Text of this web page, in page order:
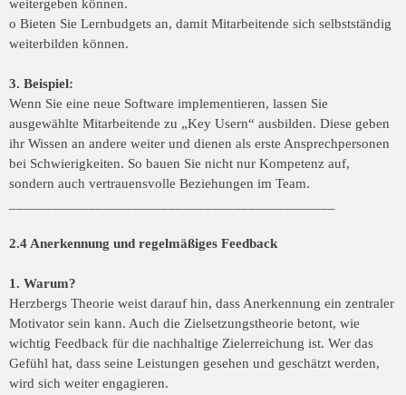
weitergeben können.
o Bieten Sie Lernbudgets an, damit Mitarbeitende sich selbstständig
weiterbilden können.
3. Beispiel:
Wenn Sie eine neue Software implementieren, lassen Sie
ausgewählte Mitarbeitende zu „Key Usern“ ausbilden. Diese geben
ihr Wissen an andere weiter und dienen als erste Ansprechpersonen
bei Schwierigkeiten. So bauen Sie nicht nur Kompetenz auf,
sondern auch vertrauensvolle Beziehungen im Team.
2.4 Anerkennung und regelmäßiges Feedback
1. Warum?
Herzbergs Theorie weist darauf hin, dass Anerkennung ein zentraler
Motivator sein kann. Auch die Zielsetzungstheorie betont, wie
wichtig Feedback für die nachhaltige Zielerreichung ist. Wer das
Gefühl hat, dass seine Leistungen gesehen und geschätzt werden,
wird sich weiter engagieren.